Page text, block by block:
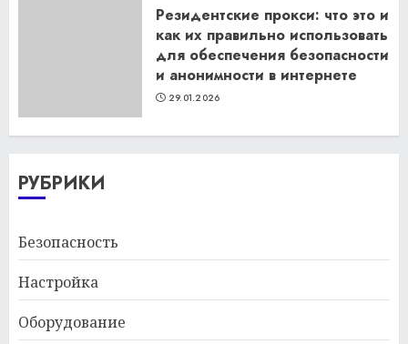
Резидентские прокси: что это и
как их правильно использовать
для обеспечения безопасности
и анонимности в интернете
29.01.2026
РУБРИКИ
Безопасность
Настройка
Оборудование